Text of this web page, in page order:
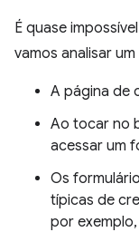
É quase
vamos analisar
A página de
Ao tocar no
acessar um
Os
típicas de
por